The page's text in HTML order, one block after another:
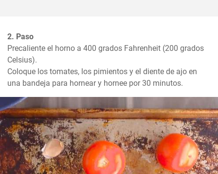
2. Paso
Precaliente el horno a 400 grados Fahrenheit (200 grados
Celsius).
Coloque los tomates, los pimientos y el diente de ajo en
una bandeja para hornear y hornee por 30 minutos.